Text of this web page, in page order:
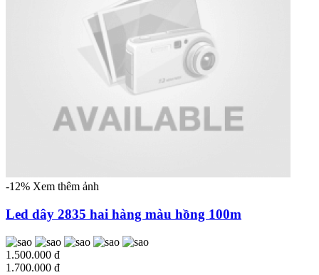
-12% Xem thêm ảnh
Led dây 2835 hai hàng màu hồng 100m
1.500.000 đ
1.700.000 đ